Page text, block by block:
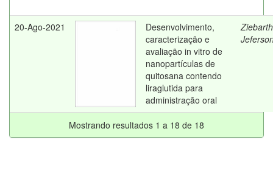
20-Ago-2021
Desenvolvimento,
caracterização e
avaliação in vitro de
nanopartículas de
quitosana contendo
liraglutida para
administração oral
Mostrando resultados 1 a 18 de 18